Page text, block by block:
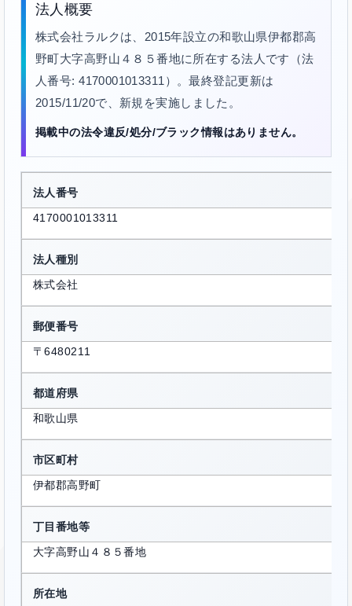
法人概要
株式会社ラルクは、2015年設立の和歌山県伊都郡高
野町大字高野山４８５番地に所在する法人です（法
人番号: 4170001013311）。最終登記更新は
2015/11/20で、新規を実施しました。
掲載中の法令違反/処分/ブラック情報はありません。
法人番号
4170001013311
法人種別
株式会社
郵便番号
〒6480211
都道府県
和歌山県
市区町村
伊都郡高野町
丁目番地等
大字高野山４８５番地
所在地